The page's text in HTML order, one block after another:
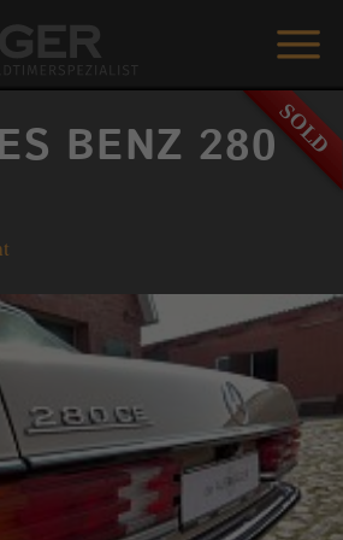
ANGEBOTE
AUTOJÄGER
KONTAKT
ENGLISH
BENZ 280